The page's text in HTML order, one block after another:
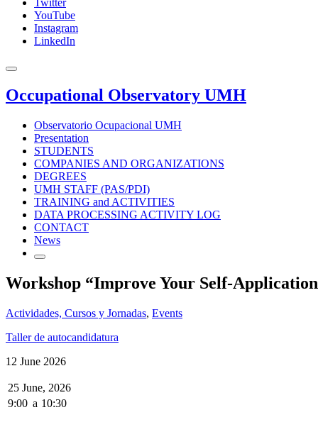
Twitter
YouTube
Instagram
LinkedIn
Occupational Observatory UMH
Observatorio Ocupacional UMH
Presentation
STUDENTS
COMPANIES AND ORGANIZATIONS
DEGREES
UMH STAFF (PAS/PDI)
TRAINING and ACTIVITIES
DATA PROCESSING ACTIVITY LOG
CONTACT
News
Workshop “Improve Your Self-
Actividades, Cursos y Jornadas, Events
Taller de autocandidatura
12 June 2026
25 June, 2026
9:00 a 10:30